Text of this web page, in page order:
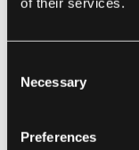
Selection
Necessary
Preferences
neuen